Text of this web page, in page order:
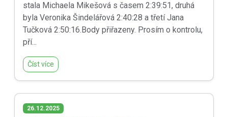
stala Michaela Mikešová s časem 2:39:51, druhá
byla Veronika Šindelářová 2:40:28 a třetí Jana
Tučková 2:50:16.Body přiřazeny. Prosím o kontrolu,
pří...
Číst více
26.12.2025